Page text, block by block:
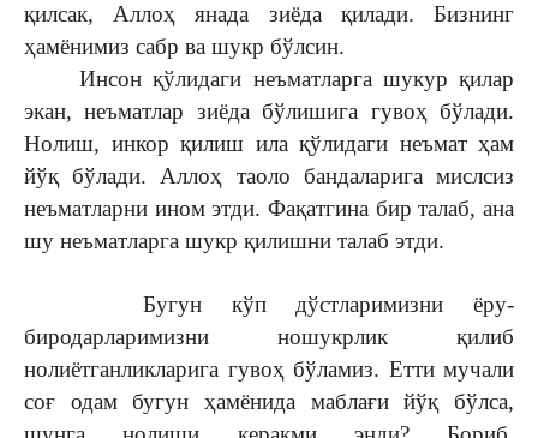
қилсак, Аллоҳ янада зиёда қилади. Бизнинг
ҳамёнимиз сабр ва шукр бўлсин.
Инсон қўлидаги неъматларга шукур қилар
экан, неъматлар зиёда бўлишига гувоҳ бўлади.
Нолиш, инкор қилиш ила қўлидаги неъмат ҳам
йўқ бўлади. Аллоҳ таоло бандаларига мислсиз
неъматларни ином этди. Фақатгина бир талаб, ана
шу неъматларга шукр қилишни талаб этди.
Бугун кўп дўстларимизни ёру-
биродарларимизни ношукрлик қилиб
нолиётганликларига гувоҳ бўламиз. Етти мучали
соғ одам бугун ҳамёнида маблағи йўқ бўлса,